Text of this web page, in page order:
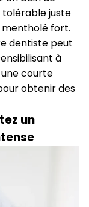
tolérable juste
mentholé fort.
dentiste peut
à
courte
obtenir des
un